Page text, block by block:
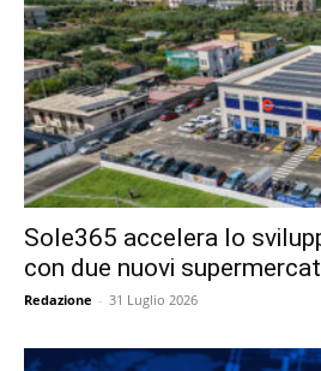
Sole365 accelera lo
con due nuovi
Redazione - 31 Luglio 2026